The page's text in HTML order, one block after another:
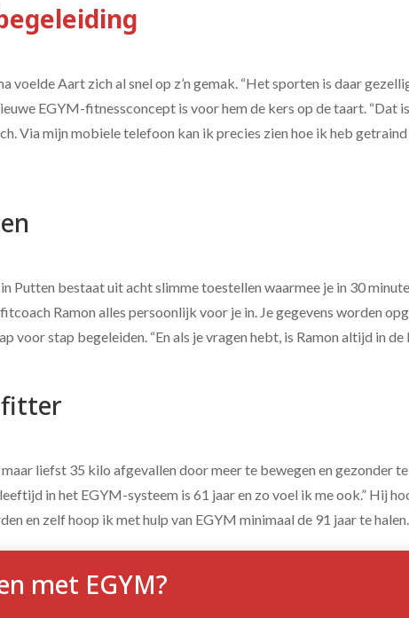
voelde Aart zich al snel op z’n gemak. “Het sporten is daar
EGYM-fitnessconcept is voor hem de kers op de taart. “Dat
Via mijn mobiele telefoon kan ik precies zien hoe ik heb
Putten bestaat uit acht slimme toestellen waarmee je in 30
Ramon alles persoonlijk voor je in. Je gegevens worden
voor stap begeleiden. “En als je vragen hebt, is Ramon altijd in de
fitter
liefst 35 kilo afgevallen door meer te bewegen en gezonder
in het EGYM-systeem is 61 jaar en zo voel ik me ook.” Hij
en zelf hoop ik met hulp van EGYM minimaal de 91 jaar te
met EGYM?